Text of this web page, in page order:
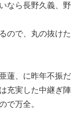
なら長野久義、野
ので、丸の抜けた
蓮、に昨年不振だ
充実した中継ぎ陣
で万全。